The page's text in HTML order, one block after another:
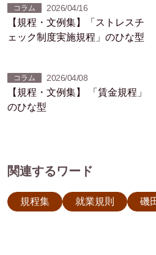
コラム 2026/04/16
【規程・文例集】「ストレスチ
ェック制度実施規程」のひな型
コラム 2026/04/08
【規程・文例集】 「賃金規程」
のひな型
関連するワード
規程集 就業規則 磯